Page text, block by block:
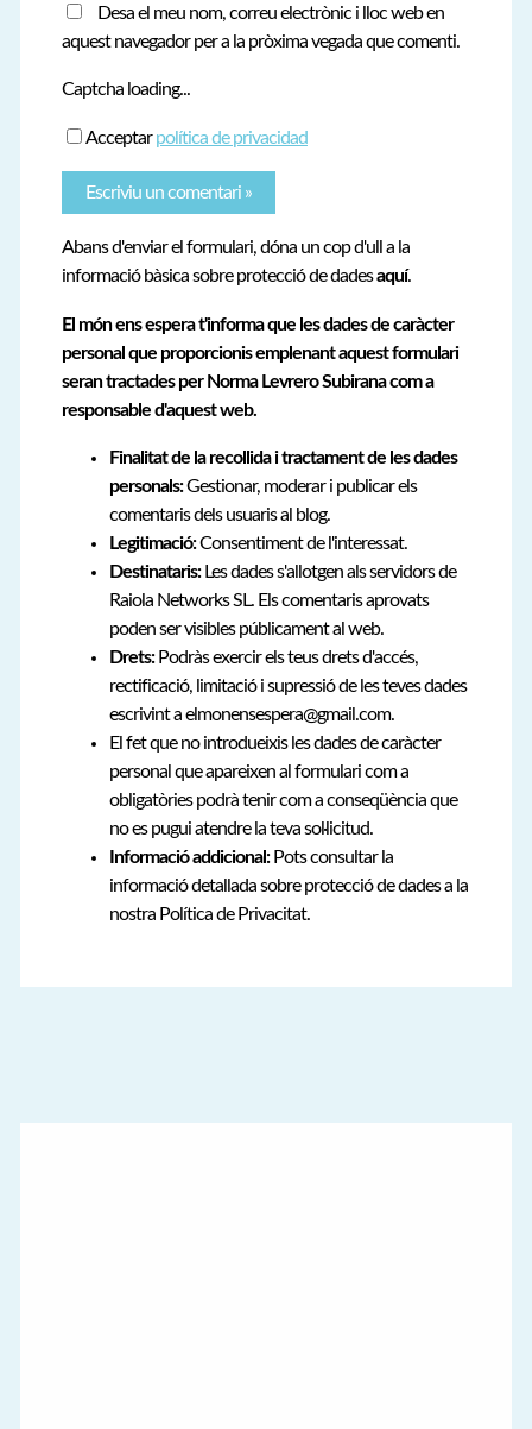
Desa el meu nom, correu electrònic i lloc web en
aquest navegador per a la pròxima vegada que comenti.
Captcha loading...
Acceptarpolítica de privacidad
Abans d'enviar el formulari, dóna un cop d'ull a la
informació bàsica sobre protecció de dadesaquí.
El món ens espera t'informa que les dades de caràcter
personal que proporcionis emplenant aquest formulari
seran tractades per Norma Levrero Subirana com a
responsable d'aquest web.
Finalitat de la recollida i tractament de les dades
personals:Gestionar, moderar i publicar els
comentaris dels usuaris al blog.
Legitimació:Consentiment de l'interessat.
Destinataris:Les dades s'allotgen als servidors de
Raiola Networks SL. Els comentaris aprovats
poden ser visibles públicament al web.
Drets:Podràs exercir els teus drets d'accés,
rectificació, limitació i supressió de les teves dades
escrivint a elmonensespera@gmail.com.
El fet que no introdueixis les dades de caràcter
personal que apareixen al formulari com a
obligatòries podrà tenir com a conseqüència que
no es pugui atendre la teva sol·licitud.
Informació addicional:Pots consultar la
informació detallada sobre protecció de dades a la
nostra Política de Privacitat.